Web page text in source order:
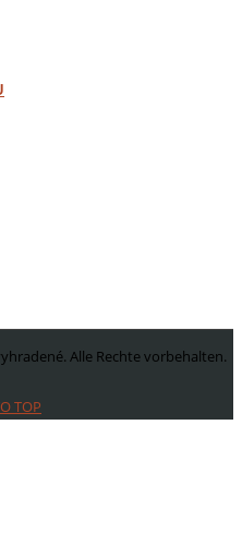
Alle Rechte vorbehalten.
TOP